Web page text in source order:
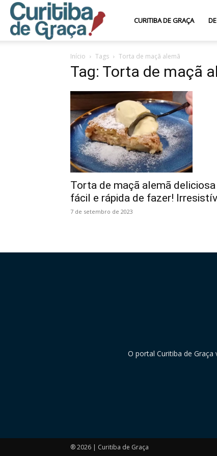
Curitiba
de
Graça
CURITIBA DE GRAÇA
Início Tags Torta de maçã alemã
Tag: Torta de maçã
Torta de maçã alemã deliciosa
fácil e rápida de fazer!
7 de setembro de 2023
O portal Curitiba de
® 2026 | Curitiba de Graça